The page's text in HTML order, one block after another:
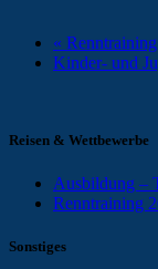
«
Kinder- und
Reisen & Wettbewerbe
Ausbildung –
Renntraining
Sonstiges